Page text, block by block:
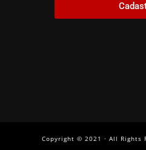
Copyright © 2021 · All Rights